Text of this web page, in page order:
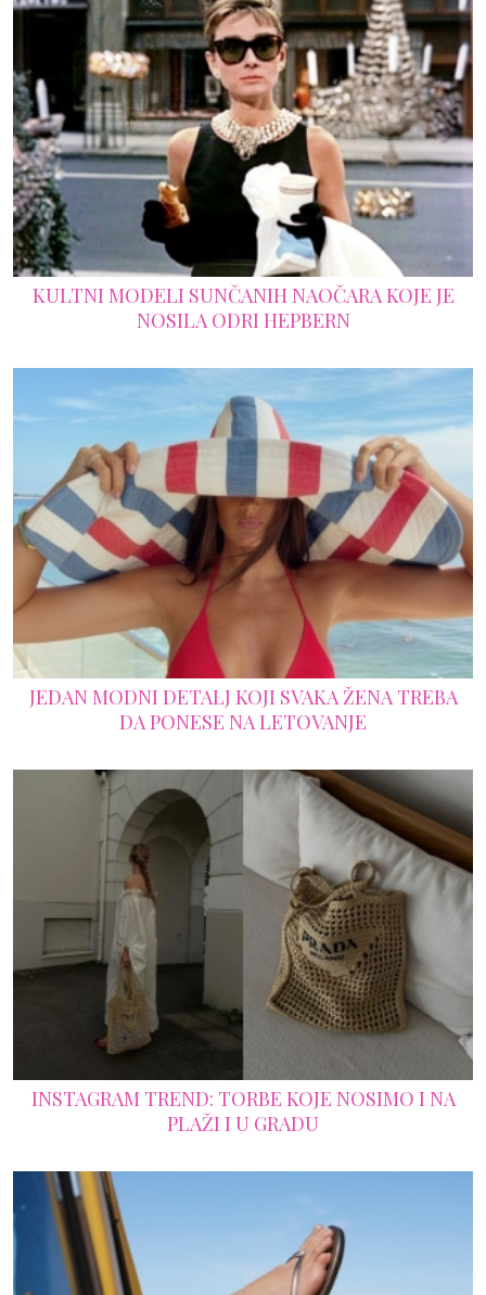
KULTNI MODELI SUNČANIH NAOČARA KOJE JE
NOSILA ODRI HEPBERN
JEDAN MODNI DETALJ KOJI SVAKA ŽENA TREBA
DA PONESE NA LETOVANJE
INSTAGRAM TREND: TORBE KOJE NOSIMO I NA
PLAŽI I U GRADU